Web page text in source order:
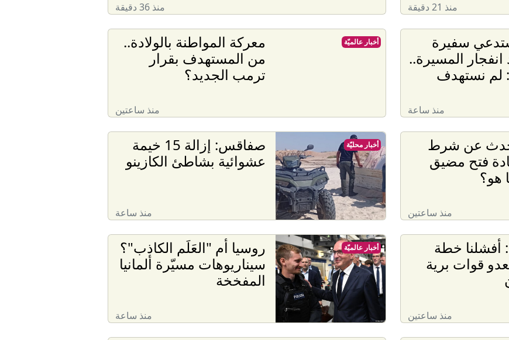
منذ 21 دقيقة منذ 36 دقيقة
سفيرة
المسيرة..
لم نستهدف
منذ ساعة
معركة المواطنة بالولادة..
من المستهدف بقرار
ترمب الجديد؟
منذ ساعتين
أخبار عالميّة
عن شرط
فتح مضيق
هو؟
منذ ساعتين
صفاقس: إزالة 15 خيمة
عشوائية بشاطئ الكازينو
منذ ساعة
أخبار محليّة
أفشلنا خطة
قوات برية
منذ ساعتين
روسيا أم "العَلَم الكاذب"؟
سيناريوهات مسيّرة ألمانيا
المفخخة
منذ ساعة
أخبار عالميّة